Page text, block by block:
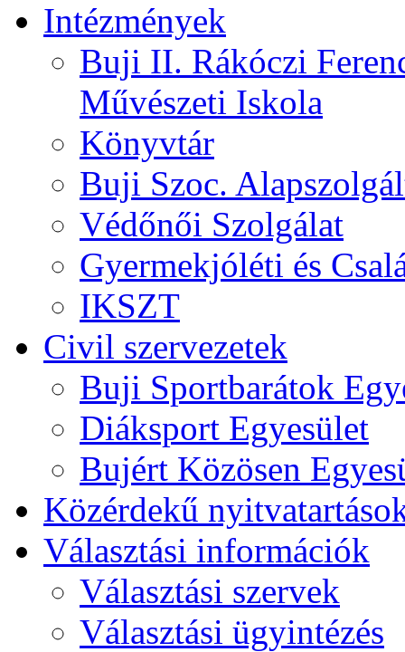
Intézmények
Buji II. Rákóczi
Művészeti Iskola
Könyvtár
Buji Szoc.
Védőnői Szolgálat
Gyermekjóléti és
IKSZT
Civil szervezetek
Buji Sportbarátok
Diáksport Egyesület
Bujért Közösen
Közérdekű
Választási információk
Választási szervek
Választási ügyintézés